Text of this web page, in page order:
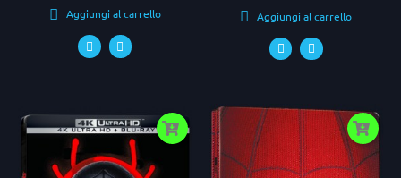
Aggiungi al carrello Aggiungi al carrello